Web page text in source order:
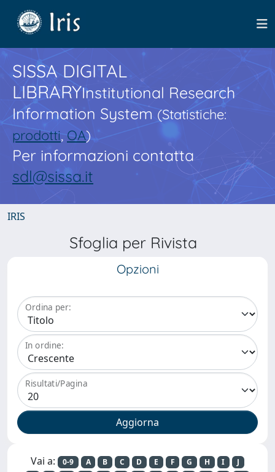
SISSA DIGITAL
LIBRARYInstitutional Research
Information System(Statistiche:
prodotti,OA)
Per informazioni contatta
sdl@sissa.it
IRIS
Sfoglia per Rivista
Opzioni
Ordina per:
In ordine:
Risultati/Pagina
Vai a: 0-9 A B C D E F G H I
J